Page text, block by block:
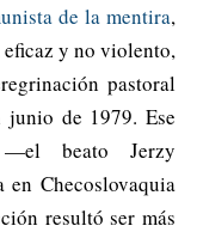
de la mentira,
y no violento,
pastoral
de 1979. Ese
—el beato Jerzy
en Checoslovaquia
resultó ser más